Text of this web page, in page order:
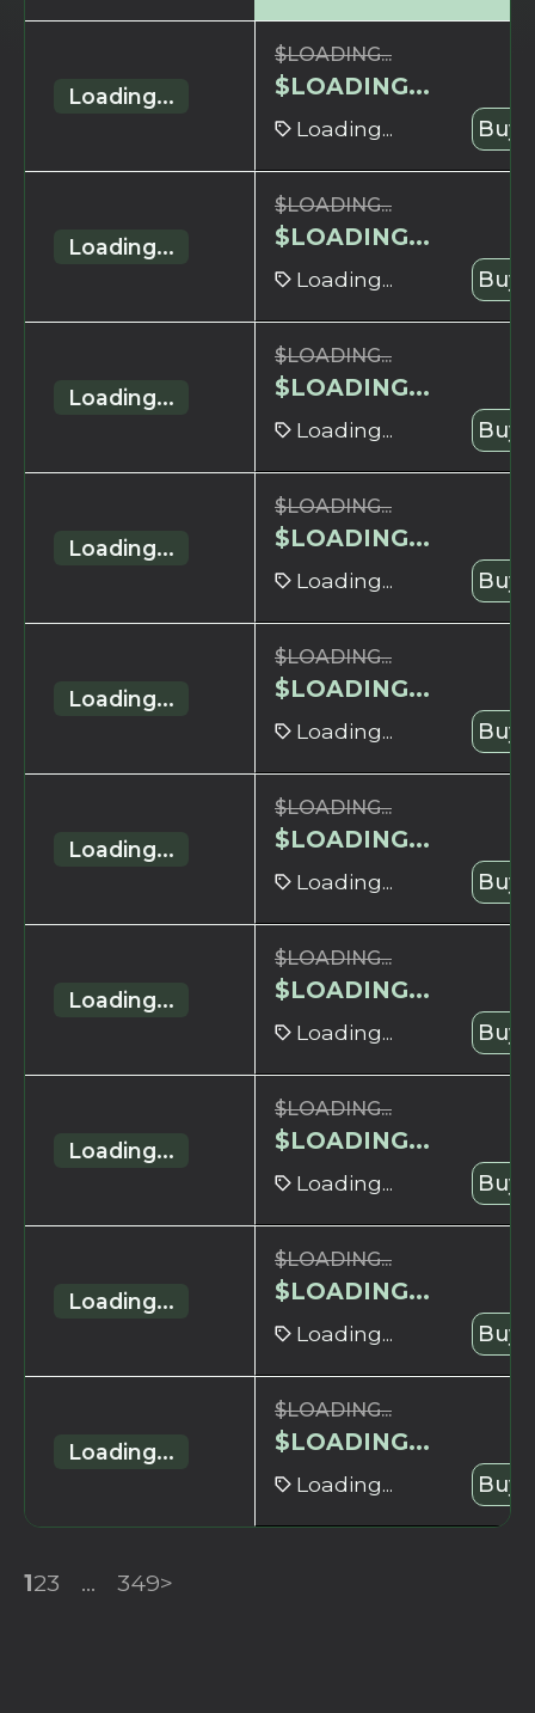
Loading...
$LOADING...
$LOADING...
Loading... Buy
Loading...
$LOADING...
$LOADING...
Loading... Buy
Loading...
$LOADING...
$LOADING...
Loading... Buy
Loading...
$LOADING...
$LOADING...
Loading... Buy
Loading...
$LOADING...
$LOADING...
Loading... Buy
Loading...
$LOADING...
$LOADING...
Loading... Buy
Loading...
$LOADING...
$LOADING...
Loading... Buy
Loading...
$LOADING...
$LOADING...
Loading... Buy
Loading...
$LOADING...
$LOADING...
Loading... Buy
Loading...
$LOADING...
$LOADING...
Loading... Buy
123 ... 349>